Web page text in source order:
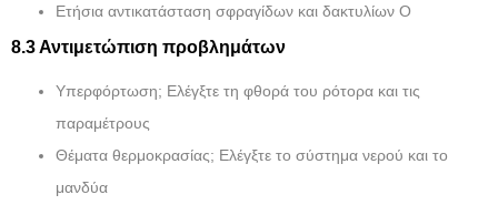
Ετήσια αντικατάσταση σφραγίδων και δακτυλίων O
8.3 Αντιμετώπιση προβλημάτων
Υπερφόρτωση; Ελέγξτε τη φθορά του ρότορα και τις
παραμέτρους
Θέματα θερμοκρασίας; Ελέγξτε το σύστημα νερού και το
μανδύα